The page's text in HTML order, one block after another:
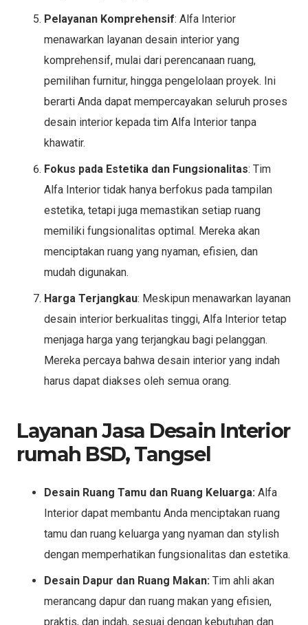
Pelayanan Komprehensif: Alfa Interior
menawarkan layanan desain interior yang
komprehensif, mulai dari perencanaan ruang,
pemilihan furnitur, hingga pengelolaan proyek. Ini
berarti Anda dapat mempercayakan seluruh proses
desain interior kepada tim Alfa Interior tanpa
khawatir.
Fokus pada Estetika dan Fungsionalitas: Tim
Alfa Interior tidak hanya berfokus pada tampilan
estetika, tetapi juga memastikan setiap ruang
memiliki fungsionalitas optimal. Mereka akan
menciptakan ruang yang nyaman, efisien, dan
mudah digunakan.
Harga Terjangkau: Meskipun menawarkan layanan
desain interior berkualitas tinggi, Alfa Interior tetap
menjaga harga yang terjangkau bagi pelanggan.
Mereka percaya bahwa desain interior yang indah
harus dapat diakses oleh semua orang.
Layanan Jasa Desain Interior
rumah BSD, Tangsel
Desain Ruang Tamu dan Ruang Keluarga: Alfa
Interior dapat membantu Anda menciptakan ruang
tamu dan ruang keluarga yang nyaman dan stylish
dengan memperhatikan fungsionalitas dan estetika.
Desain Dapur dan Ruang Makan: Tim ahli akan
merancang dapur dan ruang makan yang efisien,
praktis, dan indah, sesuai dengan kebutuhan dan